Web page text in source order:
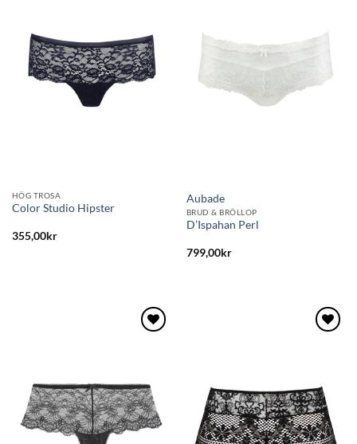
HÖG TROSA
Color Studio Hipster
355,00kr
Aubade
BRUD & BRÖLLOP
D’Ispahan Perl
799,00kr
önskelistan